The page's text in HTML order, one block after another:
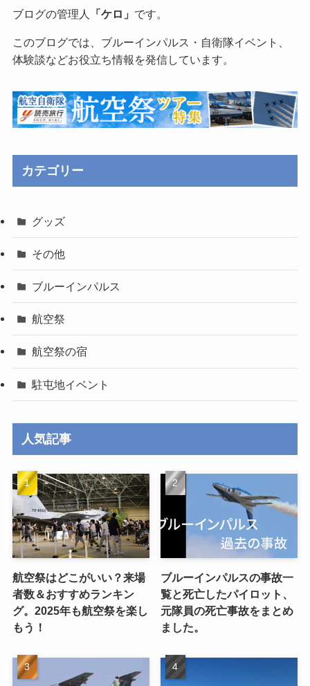
ブログの管理人 「ケロ」 です。
このブログでは、ブルーインパルス・自衛隊イベント、
体験談などお役立ち情報を発信しています。
カテゴリー
グッズ
その他
ブルーインパルス
航空祭
航空祭の宿
駐屯地イベント
人気記事
航空祭はどこがいい？来場
者数＆おすすめランキン
グ。2025年も航空祭を楽し
もう！
ブルーインパルスの事故一
覧と死亡したパイロット、
元隊員の死亡事故をまとめ
ました。